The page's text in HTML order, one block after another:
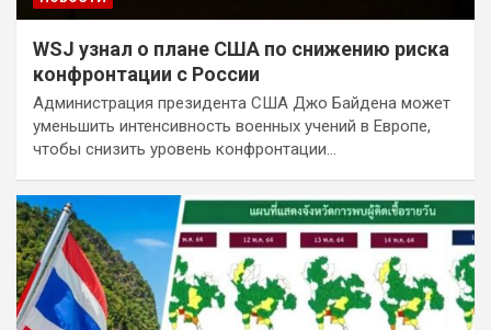
WSJ узнал о плане США по снижению риска
конфронтации с России
Администрация президента США Джо Байдена может
уменьшить интенсивность военных учений в Европе,
чтобы снизить уровень конфронтации…